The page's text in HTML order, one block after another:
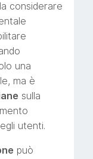
considerare
una
ma è
sulla
utenti.
può